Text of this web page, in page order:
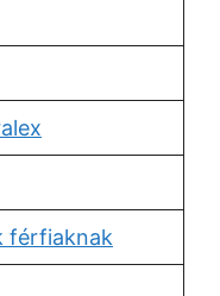
férfiaknak